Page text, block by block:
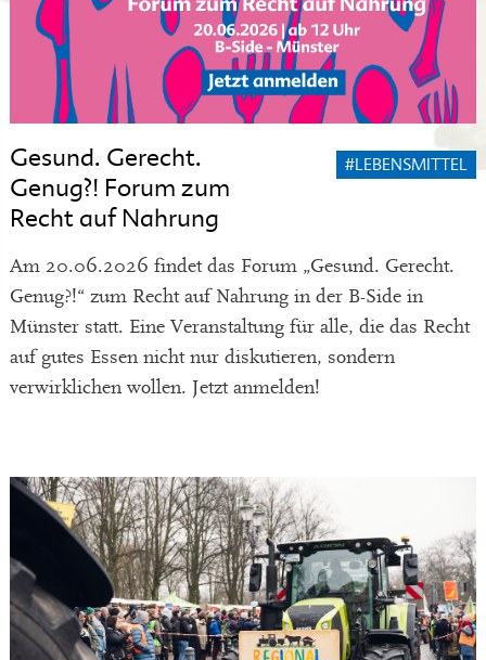
Gesund. Gerecht.
Genug?! Forum zum
Recht auf Nahrung
#LEBENSMITTEL
Am 20.06.2026 findet das Forum „Gesund. Gerecht.
Genug?!“ zum Recht auf Nahrung in der B-Side in
Münster statt. Eine Veranstaltung für alle, die das Recht
auf gutes Essen nicht nur diskutieren, sondern
verwirklichen wollen. Jetzt anmelden!